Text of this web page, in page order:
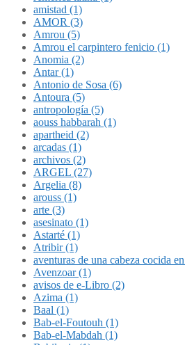
amistad (1)
AMOR (3)
Amrou (5)
Amrou el carpintero fenicio (1)
Anomia (2)
Antar (1)
Antonio de Sosa (6)
Antoura (5)
antropología (5)
aouss habbarah (1)
apartheid (2)
arcadas (1)
archivos (2)
ARGEL (27)
Argelia (8)
arouss (1)
arte (3)
asesinato (1)
Astarté (1)
Atribir (1)
aventuras de una cabeza cocida
Avenzoar (1)
avisos de e-Libro (2)
Azima (1)
Baal (1)
Bab-el-Foutouh (1)
Bab-el-Mabdah (1)